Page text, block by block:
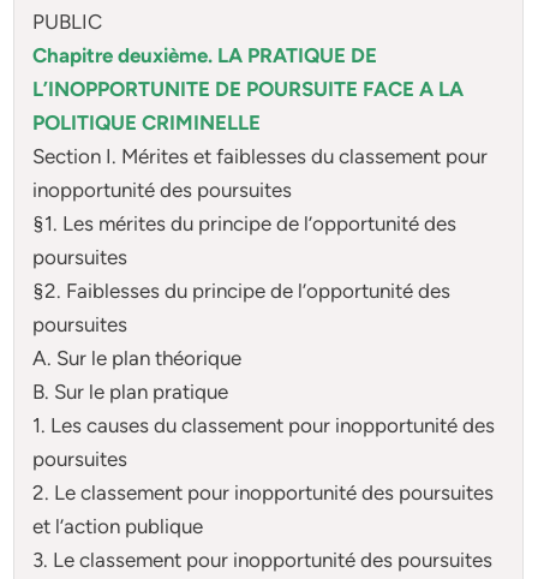
PUBLIC
Chapitre deuxième. LA PRATIQUE DE
L’INOPPORTUNITE DE POURSUITE FACE A LA
POLITIQUE CRIMINELLE
Section I. Mérites et faiblesses du classement pour
inopportunité des poursuites
§1. Les mérites du principe de l’opportunité des
poursuites
§2. Faiblesses du principe de l’opportunité des
poursuites
A. Sur le plan théorique
B. Sur le plan pratique
1. Les causes du classement pour inopportunité des
poursuites
2. Le classement pour inopportunité des poursuites
et l’action publique
3. Le classement pour inopportunité des poursuites